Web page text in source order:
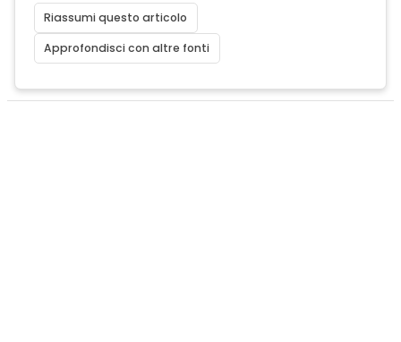
Riassumi questo articolo
Approfondisci con altre fonti